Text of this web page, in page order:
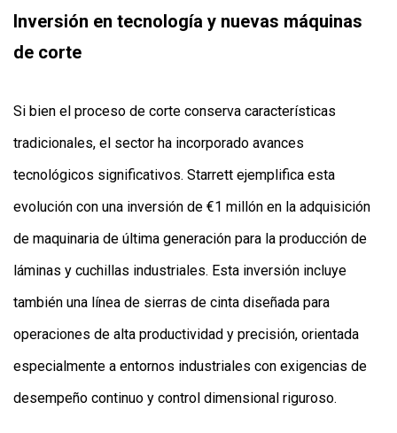
Inversión en tecnología y nuevas máquinas
de corte
Si bien el proceso de corte conserva características
tradicionales, el sector ha incorporado avances
tecnológicos significativos. Starrett ejemplifica esta
evolución con una inversión de €1 millón en la adquisición
de maquinaria de última generación para la producción de
láminas y cuchillas industriales. Esta inversión incluye
también una línea de sierras de cinta diseñada para
operaciones de alta productividad y precisión, orientada
especialmente a entornos industriales con exigencias de
desempeño continuo y control dimensional riguroso.